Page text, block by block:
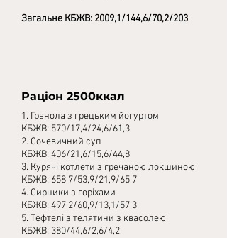
Загальне КБЖВ: 2009,1/144,6/70,2/203
Раціон 2500ккал
1. Гранола з грецьким йогуртом
КБЖВ: 570/17,4/24,6/61,3
2. Сочевичний суп
КБЖВ: 406/21,6/15,6/44,8
3. Курячі котлети з гречаною локшиною
КБЖВ: 658,7/53,9/21,9/65,7
4. Сирники з горіхами
КБЖВ: 497,2/60,9/13,1/57,3
5. Тефтелі з телятини з квасолею
КБЖВ: 380/44,6/2,6/4,2